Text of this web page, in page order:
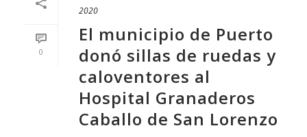
0
2020
El municipio de Puerto
donó sillas de ruedas y
caloventores al
Hospital Granaderos
Caballo de San Lorenzo